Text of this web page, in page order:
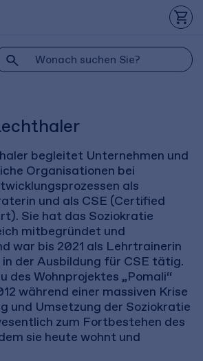
begleitet Unternehmen und
Organisationen bei
als
und als CSE (Certified
Sie hat das Soziokratie
mitbegründet und
war bis 2021 als Lehrtrainerin
in der Ausbildung für CSE tätig.
des Wohnprojektes „Pomali“
während einer massiven Krise
und Umsetzung der Soziokratie
zum Fortbestehen des
sie heute wohnt und